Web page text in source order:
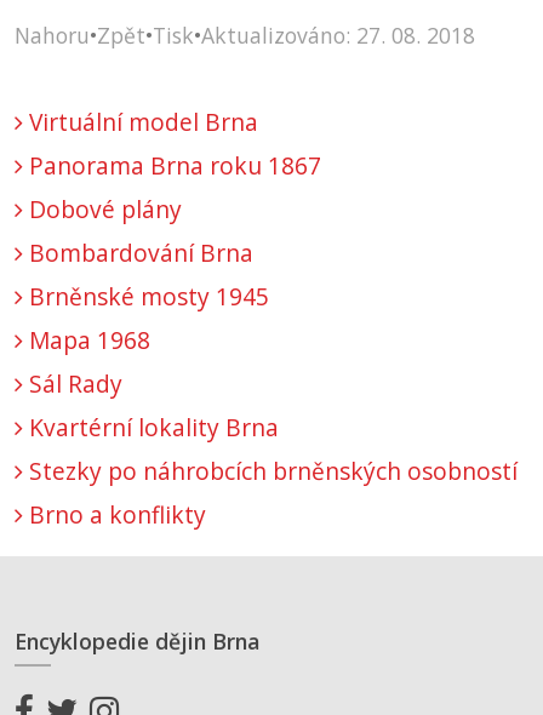
Nahoru•Zpět•Tisk•Aktualizováno: 27. 08. 2018
Virtuální model Brna
Panorama Brna roku 1867
Dobové plány
Bombardování Brna
Brněnské mosty 1945
Mapa 1968
Sál Rady
Kvartérní lokality Brna
Stezky po náhrobcích brněnských osobností
Brno a konflikty
Encyklopedie dějin Brna